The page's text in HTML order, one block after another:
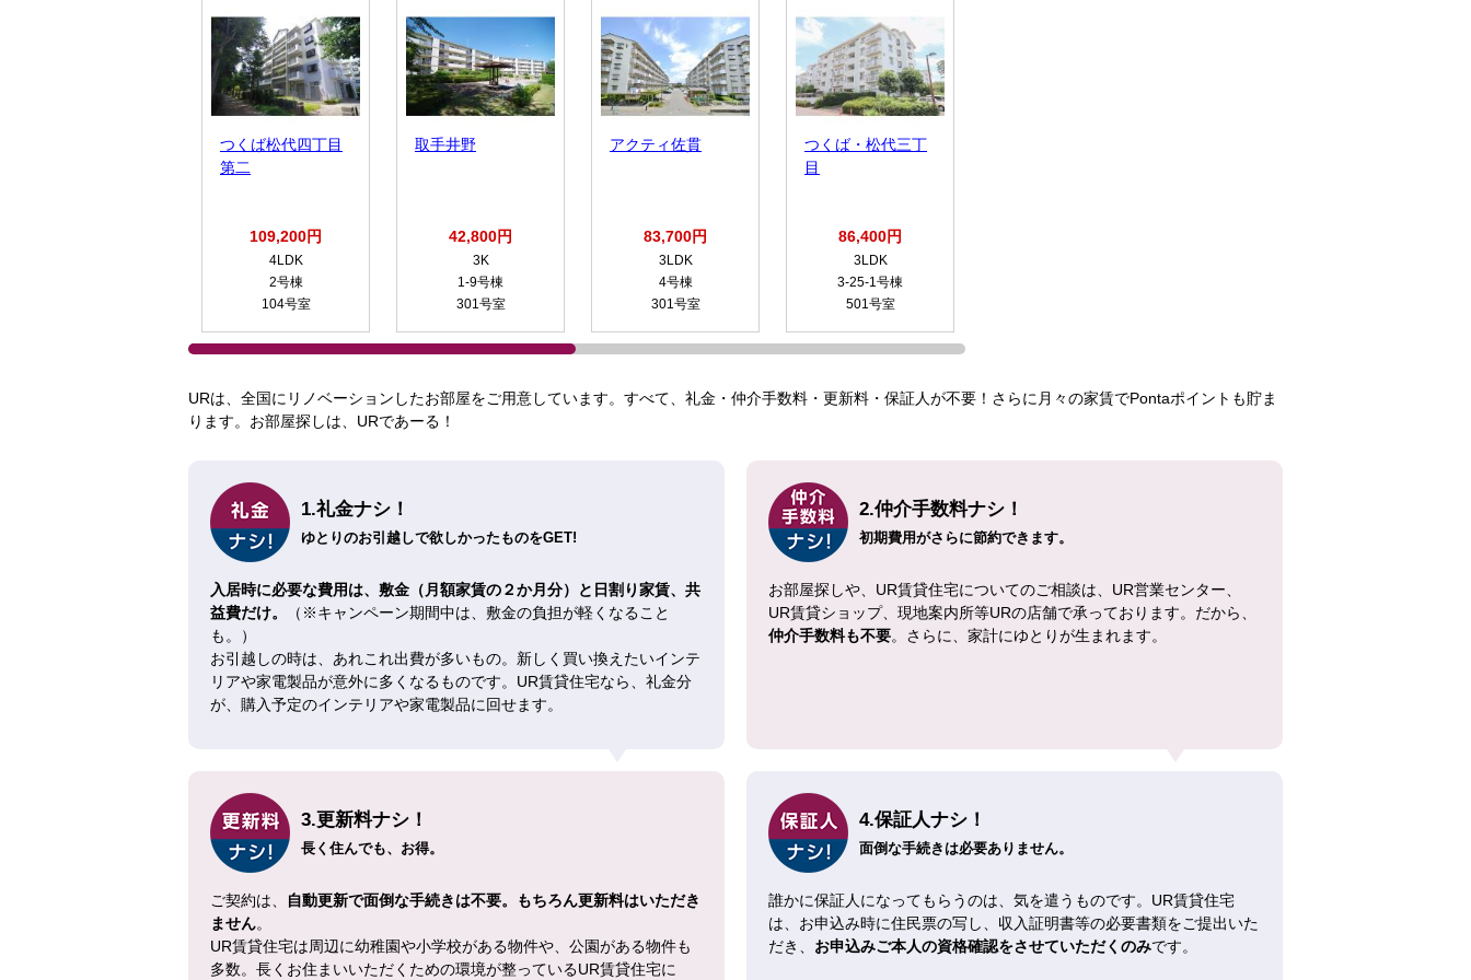
つくば松代四丁目
第二
109,200円
4LDK
2号棟
104号室
取手井野
42,800円
3K
1-9号棟
301号室
アクティ佐貫
83,700円
3LDK
4号棟
301号室
つくば・松代三丁
目
86,400円
3LDK
3-25-1号棟
501号室
URは、全国にリノベーションしたお部屋をご用意しています。すべて、礼金・仲介手数料・更新料・保証人が不要！さらに月々の家賃でPontaポイントも貯ま
ります。お部屋探しは、URであーる！
1.礼金ナシ！
ゆとりのお引越しで欲しかったものをGET!
入居時に必要な費用は、敷金（月額家賃の２か月分）と日割り家賃、共
益費だけ。
（※キャンペーン期間中は、敷金の負担が軽くなること
も。）
お引越しの時は、あれこれ出費が多いもの。新しく買い換えたいインテ
リアや家電製品が意外に多くなるものです。UR賃貸住宅なら、礼金分
が、購入予定のインテリアや家電製品に回せます。
2.仲介手数料ナシ！
初期費用がさらに節約できます。
お部屋探しや、UR賃貸住宅についてのご相談は、UR営業センター、
UR賃貸ショップ、現地案内所等URの店舗で承っております。だから、
仲介手数料も不要。さらに、家計にゆとりが生まれます。
3.更新料ナシ！
長く住んでも、お得。
ご契約は、
自動更新で面倒な手続きは不要。もちろん更新料はいただき
ません。
UR賃貸住宅は周辺に幼稚園や小学校がある物件や、公園がある物件も
多数。長くお住まいいただくための環境が整っているUR賃貸住宅に
4.保証人ナシ！
面倒な手続きは必要ありません。
誰かに保証人になってもらうのは、気を遣うものです。UR賃貸住宅
は、お申込み時に住民票の写し、収入証明書等の必要書類をご提出いた
だき、 お申込みご本人の資格確認をさせていただくのみです。